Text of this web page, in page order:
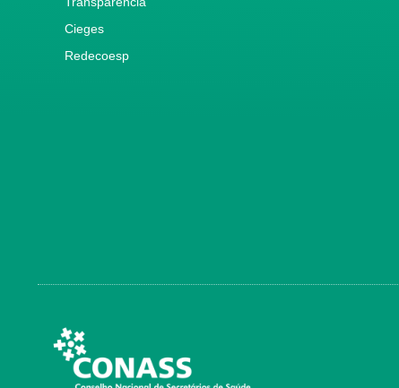
Cieges
Redecoesp